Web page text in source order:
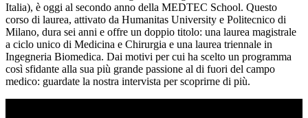
Italia), è oggi al secondo anno della MEDTEC School. Questo
corso di laurea, attivato da Humanitas University e Politecnico di
Milano, dura sei anni e offre un doppio titolo: una laurea magistrale
a ciclo unico di Medicina e Chirurgia e una laurea triennale in
Ingegneria Biomedica. Dai motivi per cui ha scelto un programma
così sfidante alla sua più grande passione al di fuori del campo
medico: guardate la nostra intervista per scoprirne di più.